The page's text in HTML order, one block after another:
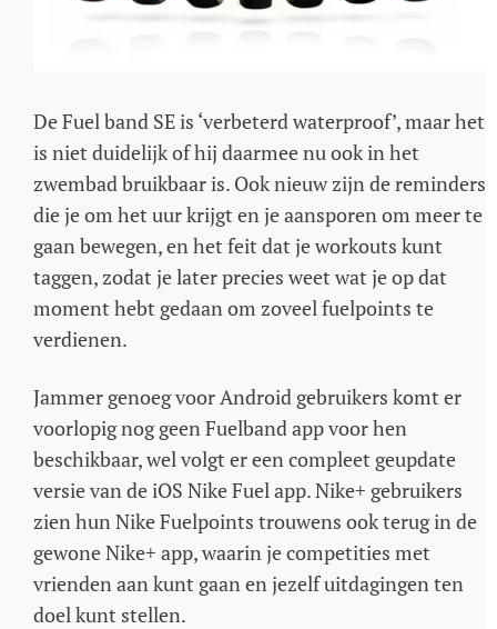
De Fuel band SE is ‘verbeterd waterproof’, maar het
is niet duidelijk of hij daarmee nu ook in het
zwembad bruikbaar is. Ook nieuw zijn de reminders
die je om het uur krijgt en je aansporen om meer te
gaan bewegen, en het feit dat je workouts kunt
taggen, zodat je later precies weet wat je op dat
moment hebt gedaan om zoveel fuelpoints te
verdienen.
Jammer genoeg voor Android gebruikers komt er
voorlopig nog geen Fuelband app voor hen
beschikbaar, wel volgt er een compleet geupdate
versie van de iOS Nike Fuel app. Nike+ gebruikers
zien hun Nike Fuelpoints trouwens ook terug in de
gewone Nike+ app, waarin je competities met
vrienden aan kunt gaan en jezelf uitdagingen ten
doel kunt stellen.